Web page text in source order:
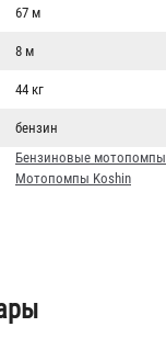
67 м
8 м
44 кг
бензин
Бензиновые мотопомпы
Мотопомпы Koshin
KOSHIN SEM-50V